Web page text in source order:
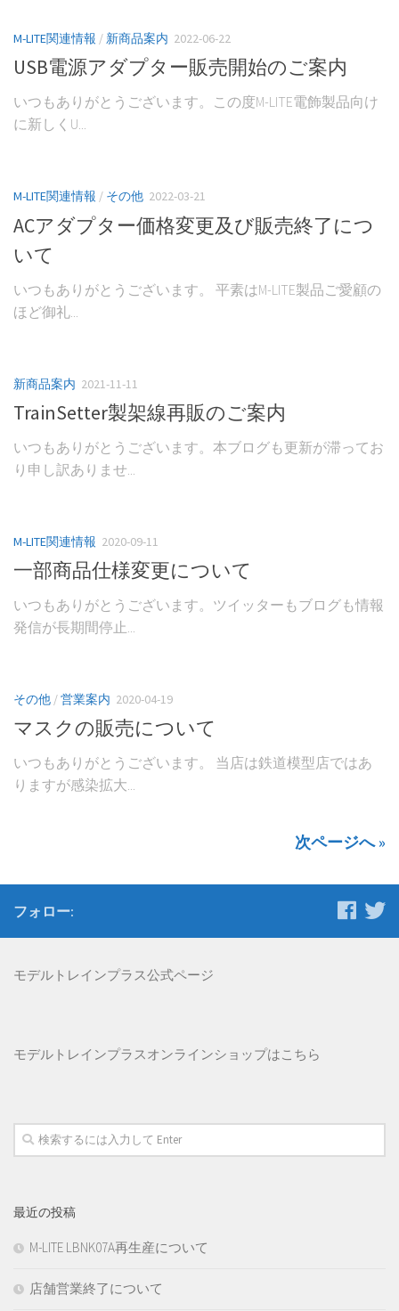
M-LITE関連情報 / 新商品案内 2022-06-22
USB電源アダプター販売開始のご案内
いつもありがとうございます。この度M-LITE電飾製品向け
に新しくU...
M-LITE関連情報 / その他 2022-03-21
ACアダプター価格変更及び販売終了につ
いて
いつもありがとうございます。 平素はM-LITE製品ご愛顧の
ほど御礼...
新商品案内 2021-11-11
TrainSetter製架線再販のご案内
いつもありがとうございます。本ブログも更新が滞ってお
り申し訳ありませ...
M-LITE関連情報 2020-09-11
一部商品仕様変更について
いつもありがとうございます。ツイッターもブログも情報
発信が長期間停止...
その他 /営業案内 2020-04-19
マスクの販売について
いつもありがとうございます。 当店は鉄道模型店ではあ
りますが感染拡大...
次ページへ »
フォロー:
モデルトレインプラス公式ページ
モデルトレインプラスオンラインショップはこちら
最近の投稿
M-LITE LBNK07A再生産について
店舗営業終了について